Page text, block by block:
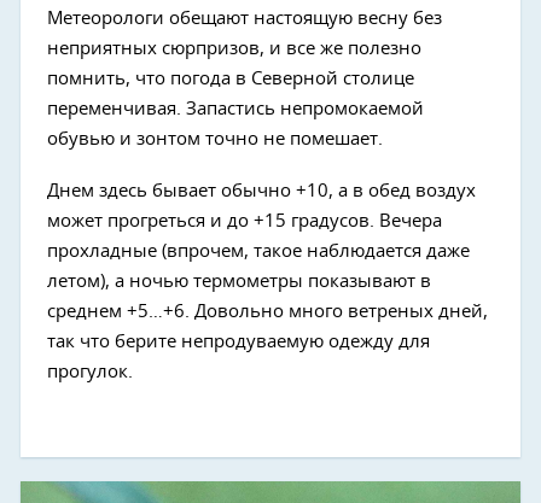
Метеорологи обещают настоящую весну без
неприятных сюрпризов, и все же полезно
помнить, что погода в Северной столице
переменчивая. Запастись непромокаемой
обувью и зонтом точно не помешает.
Днем здесь бывает обычно +10, а в обед воздух
может прогреться и до +15 градусов. Вечера
прохладные (впрочем, такое наблюдается даже
летом), а ночью термометры показывают в
среднем +5…+6. Довольно много ветреных дней,
так что берите непродуваемую одежду для
прогулок.